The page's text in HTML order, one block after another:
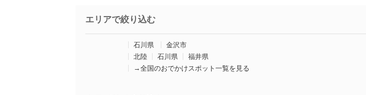
エリアで絞り込む
石川県
金沢市
北陸
石川県
福井県
→全国のおでかけスポット一覧を見る